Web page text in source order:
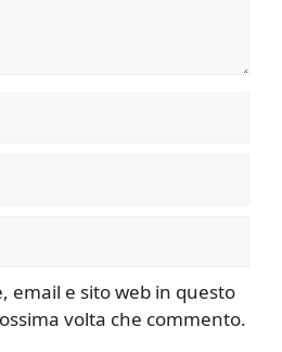
email e sito web in questo
volta che commento.